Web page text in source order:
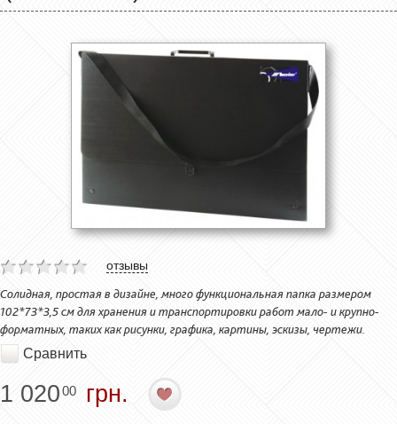
отзывы
Солидная, простая в дизайне, много функциональная папка размером
102*73*3,5 см для хранения и транспортировки работ мало- и крупно-
форматных, таких как рисунки, графика, картины, эскизы, чертежи.
Сравнить
1 02000 грн.